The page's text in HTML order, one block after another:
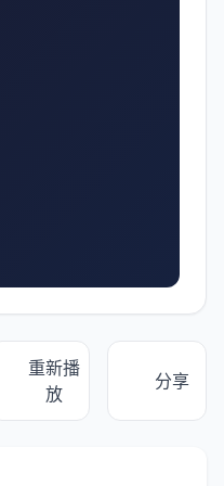
重新播
放
分享